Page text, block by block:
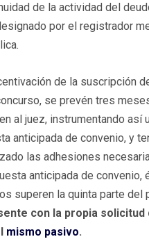
de la actividad del
por el registrador
de la
se prevén tres
al juez, instrumentando
anticipada de convenio, y
las adhesiones
anticipada de
superen la quinta parte
con la propia
mismo pasivo.